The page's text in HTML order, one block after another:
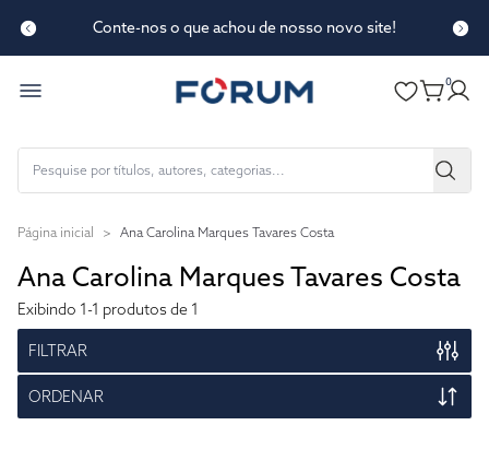
Conte-nos o que achou de nosso novo site!
0
Página inicial > Ana Carolina Marques Tavares Costa
Ana Carolina Marques Tavares Costa
Exibindo 1-1 produtos de 1
FILTRAR
ORDENAR